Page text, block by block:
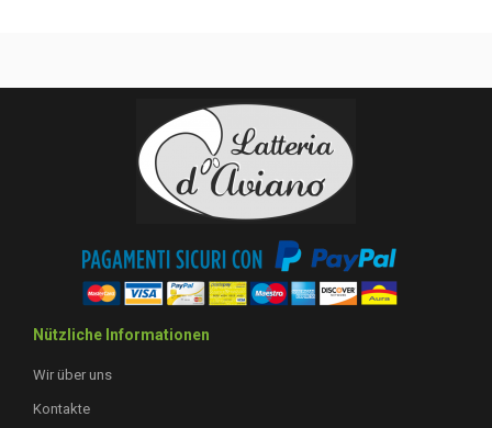
Nützliche Informationen
Wir über uns
Kontakte